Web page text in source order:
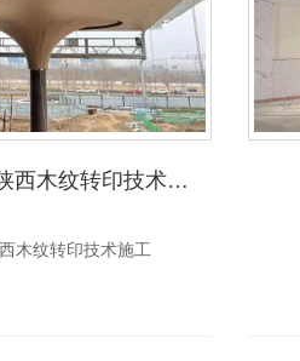
陕西三彩绘工程科技—陕西木纹转印技术施工
木纹转印技术施工